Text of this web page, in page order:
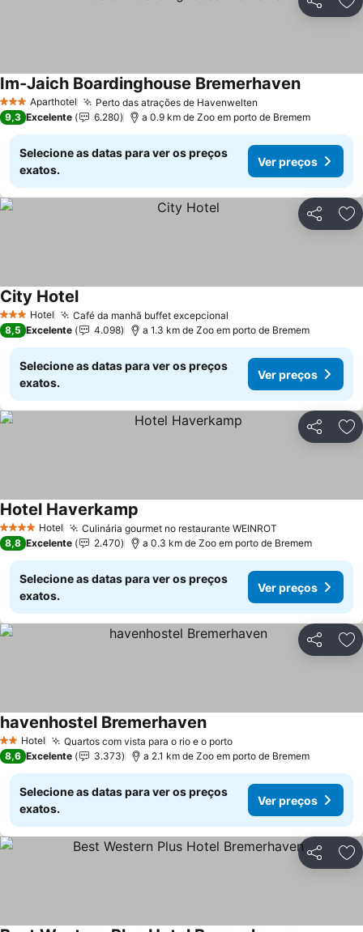
Partilhar
3 EstrelasAparthotel Perto das atrações de Havenwelten
Im-Jaich Boardinghouse BremerhavenVer
9,3 Excelente 6.280 a 0.9 km de Zoo em porto de Bremem
Selecione as datas para ver os preços
exatos.
Ver preços
Partilhar
3 EstrelasHotel Café da manhã buffet excepcional
City HotelVer preços
8,5 Excelente 4.098 a 1.3 km de Zoo em porto de Bremem
Selecione as datas para ver os preços
exatos.
Ver preços
Partilhar
4 EstrelasHotel Culinária gourmet no restaurante WEINROT
Hotel Haverkamp
8,8 Excelente 2.470 a 0.3 km de Zoo em porto de Bremem
Selecione as datas para ver os preços
exatos.
Ver preços
Partilhar
2 Estrelas
Hotel Quartos com vista para o rio e o portoVer preços
havenhostel BremerhavenVer preços
8,6 Excelente 3.373 a 2.1 km de Zoo em porto de Bremem
Selecione as datas para ver os preços
exatos.
Ver preços
Partilhar